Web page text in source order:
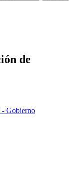
de
- Gobierno